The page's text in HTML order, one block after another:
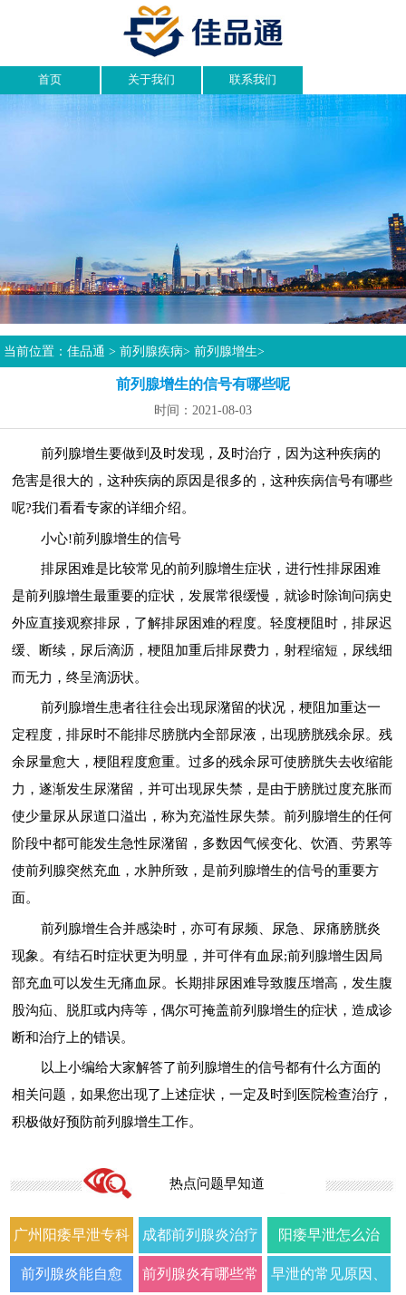
首页 关于我们 联系我们
当前位置：佳品通 >前列腺疾病>前列腺增生>
前列腺增生的信号有哪些呢
时间：2021-08-03
前列腺增生要做到及时发现，及时治疗，因为这种疾病的
危害是很大的，这种疾病的原因是很多的，这种疾病信号有哪些
呢?我们看看专家的详细介绍。
小心!前列腺增生的信号
排尿困难是比较常见的前列腺增生症状，进行性排尿困难
是前列腺增生最重要的症状，发展常很缓慢，就诊时除询问病史
外应直接观察排尿，了解排尿困难的程度。轻度梗阻时，排尿迟
缓、断续，尿后滴沥，梗阻加重后排尿费力，射程缩短，尿线细
而无力，终呈滴沥状。
前列腺增生患者往往会出现尿潴留的状况，梗阻加重达一
定程度，排尿时不能排尽膀胱内全部尿液，出现膀胱残余尿。残
余尿量愈大，梗阻程度愈重。过多的残余尿可使膀胱失去收缩能
力，遂渐发生尿潴留，并可出现尿失禁，是由于膀胱过度充胀而
使少量尿从尿道口溢出，称为充溢性尿失禁。前列腺增生的任何
阶段中都可能发生急性尿潴留，多数因气候变化、饮酒、劳累等
使前列腺突然充血，水肿所致，是前列腺增生的信号的重要方
面。
前列腺增生合并感染时，亦可有尿频、尿急、尿痛膀胱炎
现象。有结石时症状更为明显，并可伴有血尿;前列腺增生因局
部充血可以发生无痛血尿。长期排尿困难导致腹压增高，发生腹
股沟疝、脱肛或内痔等，偶尔可掩盖前列腺增生的症状，造成诊
断和治疗上的错误。
以上小编给大家解答了前列腺增生的信号都有什么方面的
相关问题，如果您出现了上述症状，一定及时到医院检查治疗，
积极做好预防前列腺增生工作。
热点问题早知道
广州阳痿早泄专科
门诊哪家好正规男
成都前列腺炎治疗
哪家男科医院好
阳痿早泄怎么治
疗？2026年男科专
前列腺炎能自愈 前列腺炎有哪些常 早泄的常见原因、